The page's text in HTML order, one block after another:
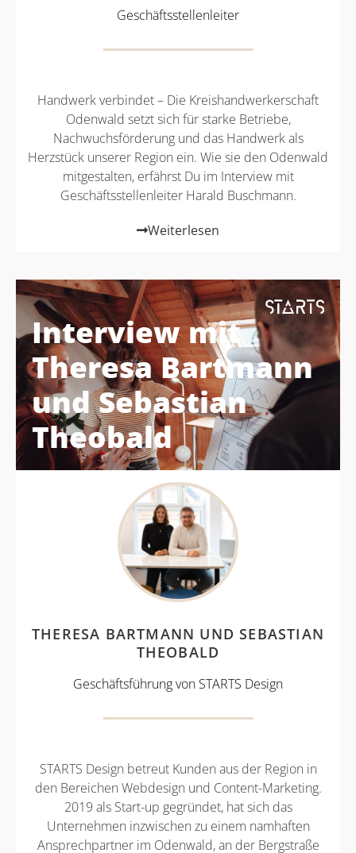
Geschäftsstellenleiter
Handwerk verbindet – Die Kreishandwerkerschaft
Odenwald setzt sich für starke Betriebe,
Nachwuchsförderung und das Handwerk als
Herzstück unserer Region ein. Wie sie den Odenwald
mitgestalten, erfährst Du im Interview mit
Geschäftsstellenleiter Harald Buschmann.
Weiterlesen
THERESA BARTMANN UND SEBASTIAN
THEOBALD
Geschäftsführung von STARTS Design
STARTS Design betreut Kunden aus der Region in
den Bereichen Webdesign und Content-Marketing.
2019 als Start-up gegründet, hat sich das
Unternehmen inzwischen zu einem namhaften
Ansprechpartner im Odenwald, an der Bergstraße
Interview mit
Theresa Bartmann
und Sebastian
Theobald